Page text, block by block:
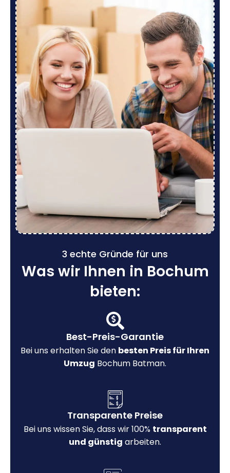
3 echte Gründe für uns
Was wir Ihnen in Bochum
bieten:
Best-Preis-Garantie
Bei uns erhalten Sie den besten Preis für Ihren
Umzug Bochum Batman.
Transparente Preise
Bei uns wissen Sie, dass wir 100% transparent
und günstig arbeiten.